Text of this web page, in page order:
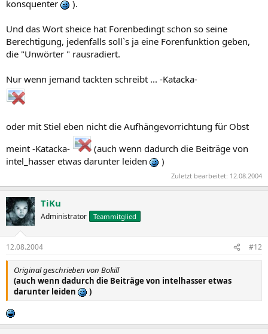
konsquenter ).
Und das Wort sheice hat Forenbedingt schon so seine
Berechtigung, jedenfalls soll`s ja eine Forenfunktion geben,
die "Unwörter " rausradiert.
Nur wenn jemand tackten schreibt ... -Katacka-
oder mit Stiel eben nicht die Aufhängevorrichtung für Obst
meint -Katacka-
(auch wenn dadurch die Beiträge von
intel_hasser etwas darunter leiden
)
Zuletzt bearbeitet: 12.08.2004
TiKu
Administrator Teammitglied
12.08.2004 #12
Original geschrieben von Bokill
(auch wenn dadurch die Beiträge von intelhasser etwas
darunter leiden
)